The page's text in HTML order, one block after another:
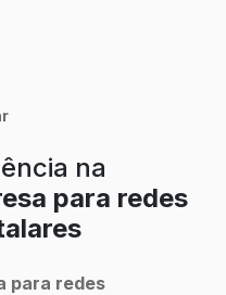
na
para redes
para redes